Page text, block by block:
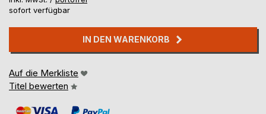
sofort verfügbar
IN DEN WARENKORB
Auf die Merkliste
Titel bewerten